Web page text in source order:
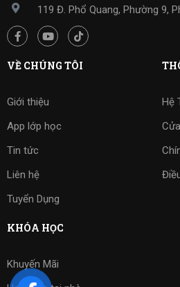
119 Đ. Phổ Quang, Phường 9,
VỀ CHÚNG TÔI
Giới thiệu
App lớp học
Tin tức
Liên hệ
Tuyển Dụng
Hệ
KHÓA HỌC
Khuyến Mãi